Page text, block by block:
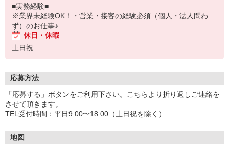
■実務経験■
※業界未経験OK！・営業・接客の経験必須（個人・法人問わ
ず）のお仕事♪
休日・休暇
土日祝
応募方法
「応募する」ボタンをご利用下さい。こちらより折り返しご連絡を
させて頂きます。
TEL受付時間：平日9:00〜18:00（土日祝を除く）
地図